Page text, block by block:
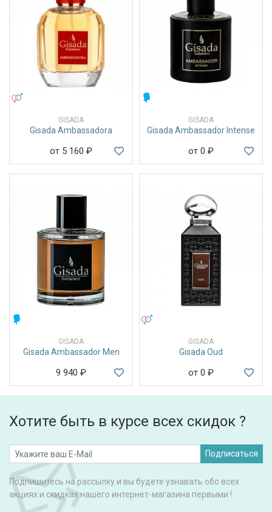
GISADA
Gisada Ambassadora
от 5 160 ₽
GISADA
Gisada Ambassador Intense
от 0 ₽
GISADA
Gisada Ambassador Men
9 940 ₽
GISADA
Gisada Oud
от 0 ₽
Хотите быть в курсе всех скидок ?
Подписаться
Подпишитесь на рассылку и вы будете узнавать обо всех
акциях и скидках нашего интернет-магазина первыми !